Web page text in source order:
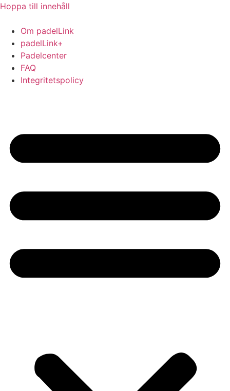
Hoppa till innehåll
Om padelLink
padelLink+
Padelcenter
FAQ
Integritetspolicy